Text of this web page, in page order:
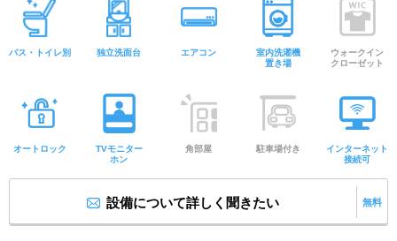
バス・トイレ別 独立洗面台 エアコン
室内洗濯機
置き場
ウォークイン
クローゼット
オートロック
TVモニター
ホン
角部屋 駐車場付き
インターネット
接続可
設備について詳しく聞きたい 無料